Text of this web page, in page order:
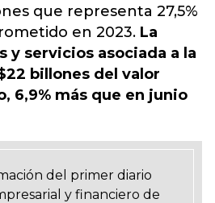
que representa 27,5%
en 2023. La
y servicios asociada a la
billones del valor
6,9% más que en junio
del primer diario
y financiero de